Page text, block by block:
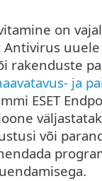
on
Antivirus
rakenduste
ja
ESET
või